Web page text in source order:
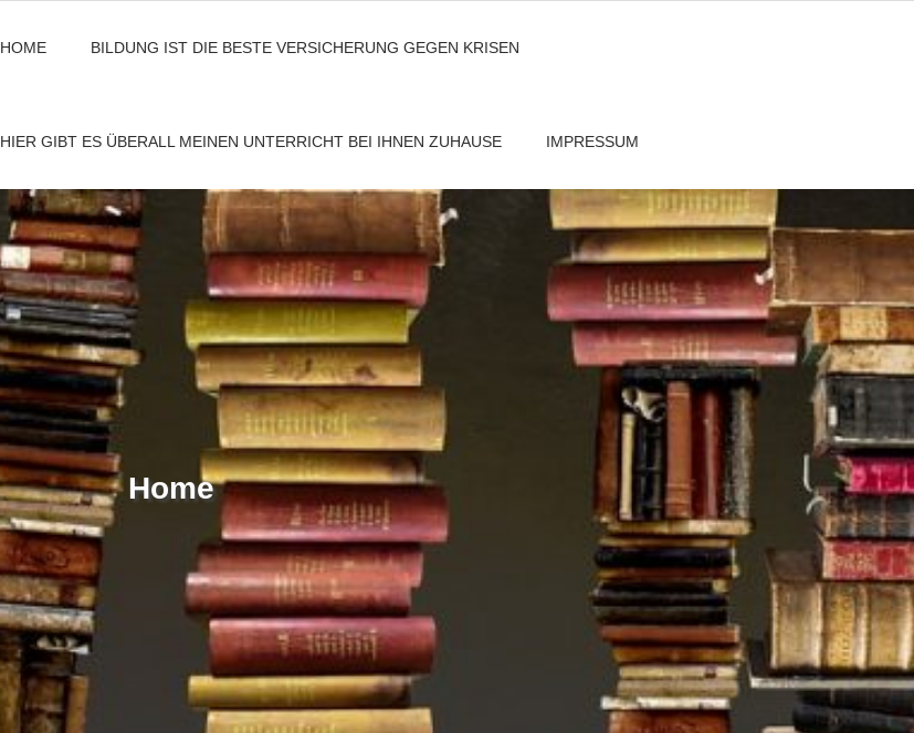
HOME BILDUNG IST DIE BESTE VERSICHERUNG GEGEN KRISEN
HIER GIBT ES ÜBERALL MEINEN UNTERRICHT BEI IHNEN ZUHAUSE IMPRESSUM
Home